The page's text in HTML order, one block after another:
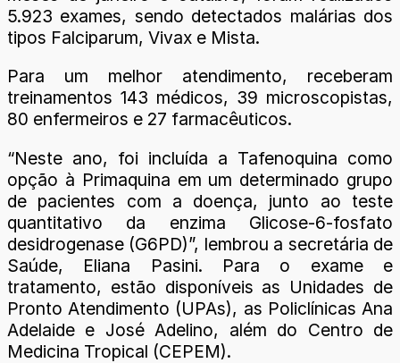
5.923 exames, sendo detectados malárias dos
tipos Falciparum, Vivax e Mista.
Para um melhor atendimento, receberam
treinamentos 143 médicos, 39 microscopistas,
80 enfermeiros e 27 farmacêuticos.
“Neste ano, foi incluída a Tafenoquina como
opção à Primaquina em um determinado grupo
de pacientes com a doença, junto ao teste
quantitativo da enzima Glicose-6-fosfato
desidrogenase (G6PD)”, lembrou a secretária de
Saúde, Eliana Pasini. Para o exame e
tratamento, estão disponíveis as Unidades de
Pronto Atendimento (UPAs), as Policlínicas Ana
Adelaide e José Adelino, além do Centro de
Medicina Tropical (CEPEM).